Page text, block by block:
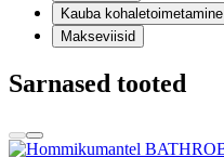
Kauba kohaletoimetamine
Makseviisid
Sarnased tooted